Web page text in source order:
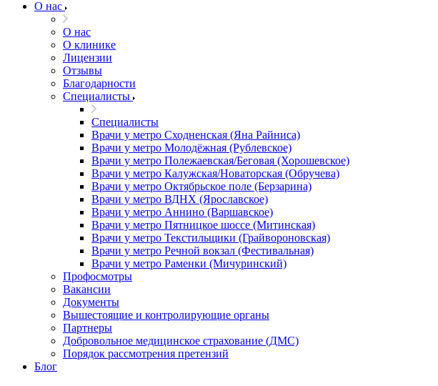
О нас
О нас
О клинике
Лицензии
Отзывы
Благодарности
Специалисты
Специалисты
Врачи у метро Сходненская (Яна Райниса)
Врачи у метро Молодёжная (Рублевское)
Врачи у метро Полежаевская/Беговая (Хорошевское)
Врачи у метро Калужская/Новаторская (Обручева)
Врачи у метро Октябрьское поле (Берзарина)
Врачи у метро ВДНХ (Ярославское)
Врачи у метро Аннино (Варшавское)
Врачи у метро Пятницкое шоссе (Митинская)
Врачи у метро Текстильщики (Грайвороновская)
Врачи у метро Речной вокзал (Фестивальная)
Врачи у метро Раменки (Мичуринский)
Профосмотры
Вакансии
Документы
Вышестоящие и контролирующие органы
Партнеры
Добровольное медицинское страхование (ДМС)
Порядок рассмотрения претензий
Блог